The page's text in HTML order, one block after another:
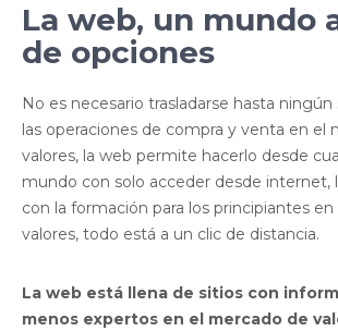
La web, un mundo
de opciones
No es necesario trasladarse hasta ningún
las operaciones de compra y venta en el
valores, la web permite hacerlo desde
mundo con solo acceder desde internet,
con la formación para los principiantes
valores, todo está a un clic de distancia.
La web está llena de sitios con
menos expertos en el mercado de